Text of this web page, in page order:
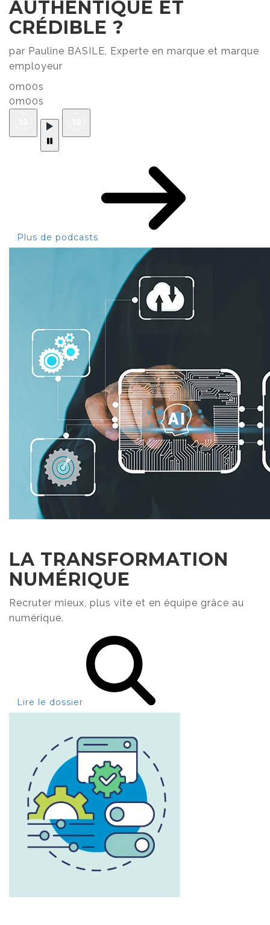
AUTHENTIQUE ET
CRÉDIBLE ?
par Pauline BASILE, Experte en marque et marque
employeur
0m00s
0m00s
Plus de podcasts
LA TRANSFORMATION
NUMÉRIQUE
Recruter mieux, plus vite et en équipe grâce au
numérique.
Lire le dossier